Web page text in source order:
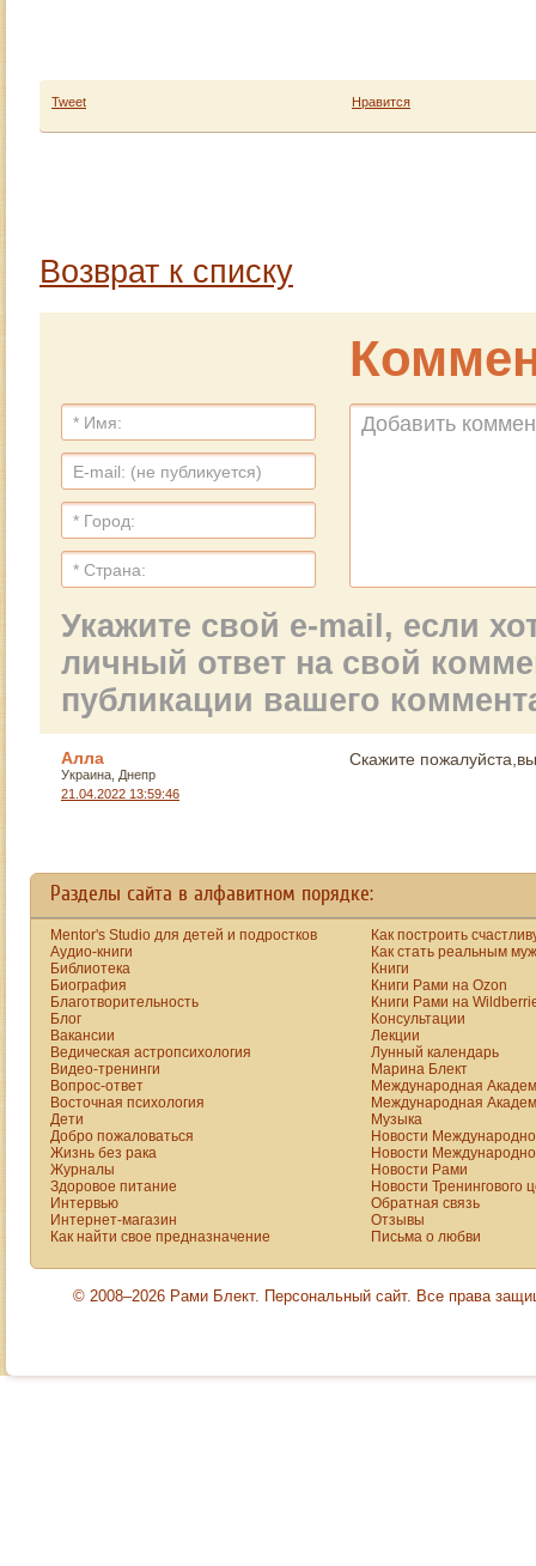
Tweet Нравится
Возврат к списку
Укажите свой e-mail, если
личный ответ на свой
публикации вашего
Алла
Украина, Днепр
21.04.2022 13:59:46
Скажите
Разделы сайта в алфавитном порядке:
Mentor's Studio для детей и подростков
Аудио-книги
Библиотека
Биография
Благотворительность
Блог
Вакансии
Ведическая астропсихология
Видео-тренинги
Вопрос-ответ
Восточная психология
Дети
Добро пожаловаться
Жизнь без рака
Журналы
Здоровое питание
Интервью
Интернет-магазин
Как найти свое предназначение
Как построить
Как стать реальным
Книги
Книги Рами на Ozon
Книги Рами на
Консультации
Лекции
Лунный календарь
Марина Блект
Международная
Международная
Музыка
Новости
Новости
Новости Рами
Новости Тренингового
Обратная связь
Отзывы
Письма о любви
© 2008–2026 Рами Блект. Персональный сайт. Все права